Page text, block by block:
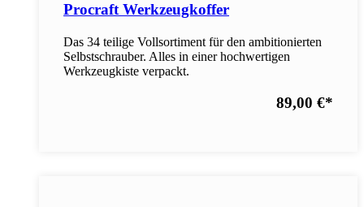
Procraft Werkzeugkoffer
Das 34 teilige Vollsortiment für den ambitionierten
Selbstschrauber. Alles in einer hochwertigen
Werkzeugkiste verpackt.
89,00 €*